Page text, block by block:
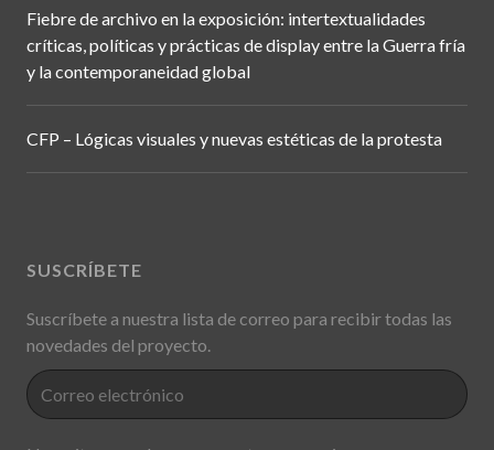
Fiebre de archivo en la exposición: intertextualidades
críticas, políticas y prácticas de display entre la Guerra fría
y la contemporaneidad global
CFP – Lógicas visuales y nuevas estéticas de la protesta
SUSCRÍBETE
Suscríbete a nuestra lista de correo para recibir todas las
novedades del proyecto.